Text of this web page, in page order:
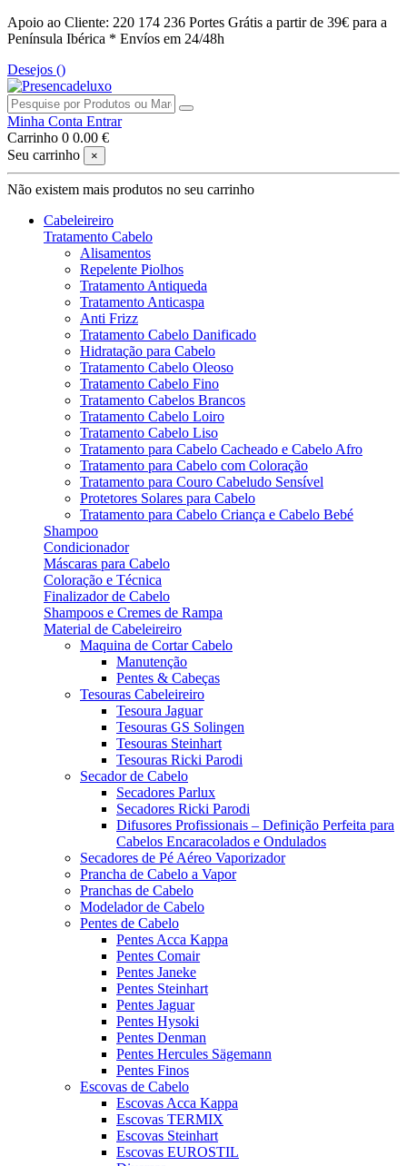
Apoio ao Cliente: 220 174 236 Portes Grátis a partir de 39€ para a
Península Ibérica * Envíos em 24/48h
Desejos ()
Minha Conta Entrar
Carrinho 0 0.00 €
Seu carrinho
×
Não existem mais produtos no seu carrinho
Cabeleireiro
Tratamento Cabelo
Alisamentos
Repelente Piolhos
Tratamento Antiqueda
Tratamento Anticaspa
Anti Frizz
Tratamento Cabelo Danificado
Hidratação para Cabelo
Tratamento Cabelo Oleoso
Tratamento Cabelo Fino
Tratamento Cabelos Brancos
Tratamento Cabelo Loiro
Tratamento Cabelo Liso
Tratamento para Cabelo Cacheado e Cabelo Afro
Tratamento para Cabelo com Coloração
Tratamento para Couro Cabeludo Sensível
Protetores Solares para Cabelo
Tratamento para Cabelo Criança e Cabelo Bebé
Shampoo
Condicionador
Máscaras para Cabelo
Coloração e Técnica
Finalizador de Cabelo
Shampoos e Cremes de Rampa
Material de Cabeleireiro
Maquina de Cortar Cabelo
Manutenção
Pentes & Cabeças
Tesouras Cabeleireiro
Tesoura Jaguar
Tesouras GS Solingen
Tesouras Steinhart
Tesouras Ricki Parodi
Secador de Cabelo
Secadores Parlux
Secadores Ricki Parodi
Difusores Profissionais – Definição Perfeita para
Cabelos Encaracolados e Ondulados
Secadores de Pé Aéreo Vaporizador
Prancha de Cabelo a Vapor
Pranchas de Cabelo
Modelador de Cabelo
Pentes de Cabelo
Pentes Acca Kappa
Pentes Comair
Pentes Janeke
Pentes Steinhart
Pentes Jaguar
Pentes Hysoki
Pentes Denman
Pentes Hercules Sägemann
Pentes Finos
Escovas de Cabelo
Escovas Acca Kappa
Escovas TERMIX
Escovas Steinhart
Escovas EUROSTIL